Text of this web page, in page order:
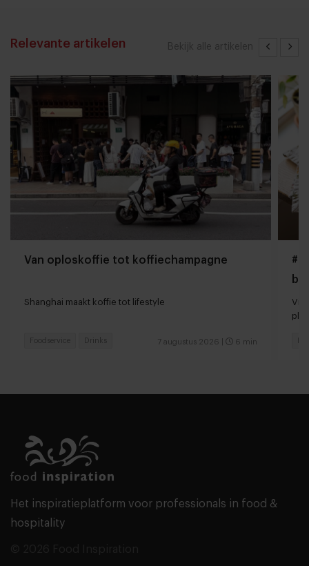
Bekijk alle artikelen
Relevante artikelen
Van oploskoffie tot koffiechampagne
Shanghai maakt koffie tot lifestyle
7 augustus 2026 6 min
Foodservice Drinks
Het inspiratieplatform voor professionals in food &
hospitality